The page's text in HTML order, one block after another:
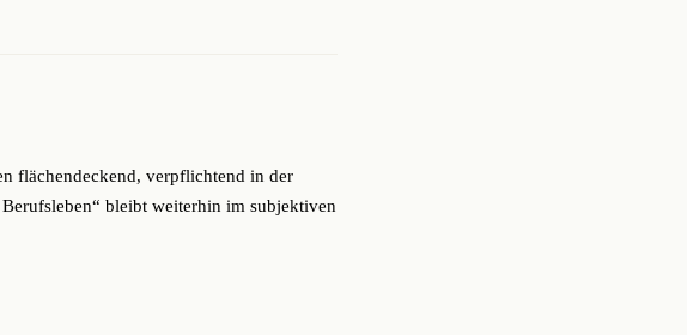
flächendeckend, verpflichtend in der
bleibt weiterhin im subjektiven